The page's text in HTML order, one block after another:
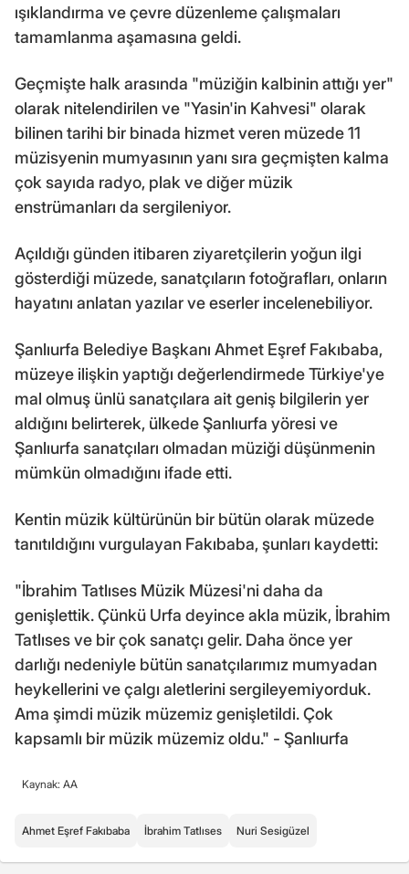
ışıklandırma ve çevre düzenleme çalışmaları
tamamlanma aşamasına geldi.
Geçmişte halk arasında "müziğin kalbinin attığı yer"
olarak nitelendirilen ve "Yasin'in Kahvesi" olarak
bilinen tarihi bir binada hizmet veren müzede 11
müzisyenin mumyasının yanı sıra geçmişten kalma
çok sayıda radyo, plak ve diğer müzik
enstrümanları da sergileniyor.
Açıldığı günden itibaren ziyaretçilerin yoğun ilgi
gösterdiği müzede, sanatçıların fotoğrafları, onların
hayatını anlatan yazılar ve eserler incelenebiliyor.
Şanlıurfa Belediye Başkanı Ahmet Eşref Fakıbaba,
müzeye ilişkin yaptığı değerlendirmede Türkiye'ye
mal olmuş ünlü sanatçılara ait geniş bilgilerin yer
aldığını belirterek, ülkede Şanlıurfa yöresi ve
Şanlıurfa sanatçıları olmadan müziği düşünmenin
mümkün olmadığını ifade etti.
Kentin müzik kültürünün bir bütün olarak müzede
tanıtıldığını vurgulayan Fakıbaba, şunları kaydetti:
"İbrahim Tatlıses Müzik Müzesi'ni daha da
genişlettik. Çünkü Urfa deyince akla müzik, İbrahim
Tatlıses ve bir çok sanatçı gelir. Daha önce yer
darlığı nedeniyle bütün sanatçılarımız mumyadan
heykellerini ve çalgı aletlerini sergileyemiyorduk.
Ama şimdi müzik müzemiz genişletildi. Çok
kapsamlı bir müzik müzemiz oldu." - Şanlıurfa
Kaynak: AA
Ahmet Eşref Fakıbaba İbrahim Tatlıses Nuri Sesigüzel